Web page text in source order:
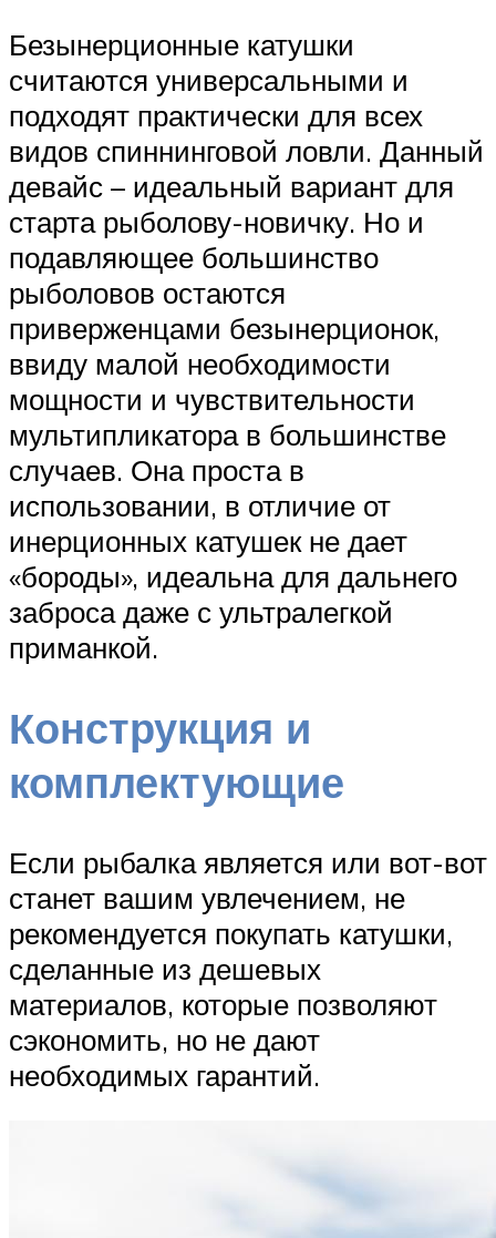
Безынерционные катушки
считаются универсальными и
подходят практически для всех
видов спиннинговой ловли. Данный
девайс – идеальный вариант для
старта рыболову-новичку. Но и
подавляющее большинство
рыболовов остаются
приверженцами безынерционок,
ввиду малой необходимости
мощности и чувствительности
мультипликатора в большинстве
случаев. Она проста в
использовании, в отличие от
инерционных катушек не дает
«бороды», идеальна для дальнего
заброса даже с ультралегкой
приманкой.
Конструкция и
комплектующие
Если рыбалка является или вот-вот
станет вашим увлечением, не
рекомендуется покупать катушки,
сделанные из дешевых
материалов, которые позволяют
сэкономить, но не дают
необходимых гарантий.